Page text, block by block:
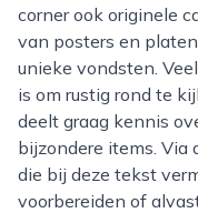
corner ook originele
van posters en
unieke vondsten.
is om rustig rond te
deelt graag kennis
bijzondere items. Via
die bij deze tekst
voorbereiden of